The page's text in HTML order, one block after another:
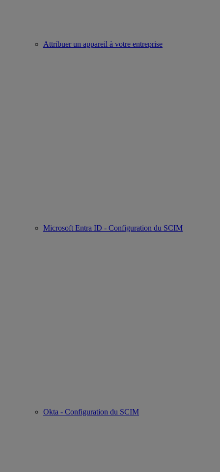
Attribuer un appareil à votre entreprise
Microsoft Entra ID - Configuration du SCIM
Okta - Configuration du SCIM